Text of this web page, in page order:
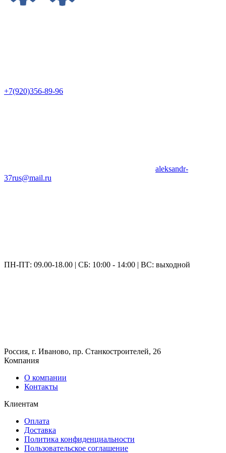
+7(920)356-89-96
aleksandr-
37rus@mail.ru
ПН-ПТ: 09.00-18.00 | СБ: 10:00 - 14:00 | ВС: выходной
Россия, г. Иваново, пр. Станкостроителей, 26
Компания
О компании
Контакты
Клиентам
Оплата
Доставка
Политика конфиденциальности
Пользовательское соглашение